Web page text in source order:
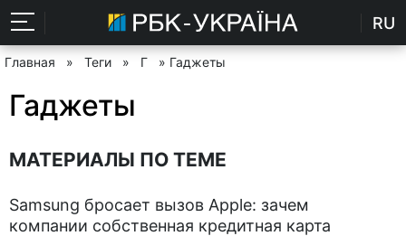
RU
Главная » Теги » Г » Гаджеты
Гаджеты
МАТЕРИАЛЫ ПО ТЕМЕ
Samsung бросает вызов Apple: зачем
компании собственная кредитная карта